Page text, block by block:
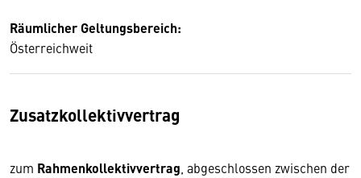
Räumlicher Geltungsbereich:
Österreichweit
Zusatzkollektivvertrag
zum Rahmenkollektivvertrag , abgeschlossen zwischen der